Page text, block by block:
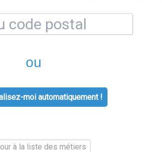
ou
moi automatiquement !
à la liste des métiers